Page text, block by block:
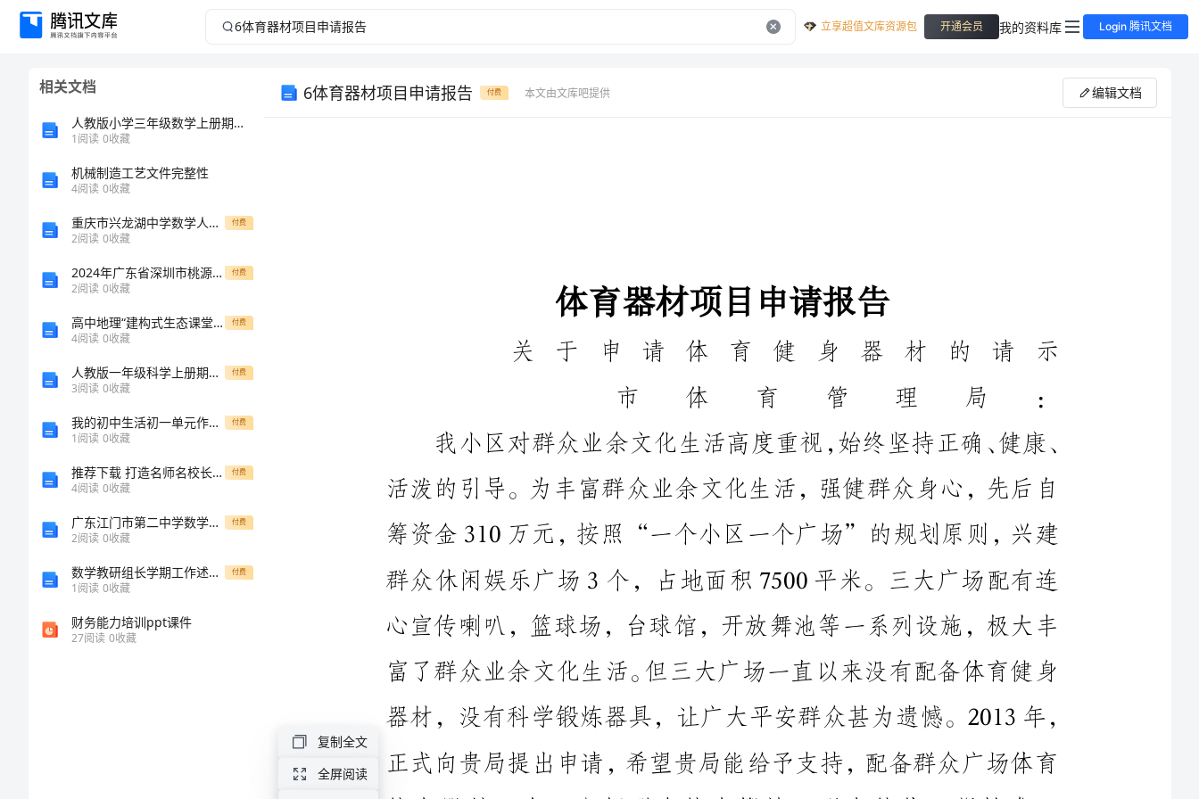
立享超值文库资源包 开通会员 我的资料库 Login 腾讯文档
相关文档
人教版小学三年级数学上册期末试卷附答案4
1阅读 0收藏
机械制造工艺文件完整性
4阅读 0收藏
重庆市兴龙湖中学数学人教版七年级下册不等式与不等式组同步测评B卷（详解版） 付费
2阅读 0收藏
2024年广东省深圳市桃源中学高二化学第一学期期末经典模拟试题含解析 付费
2阅读 0收藏
高中地理“建构式生态课堂”中教师行为研究的开题报告 付费
4阅读 0收藏
人教版一年级科学上册期末考试加答案 付费
3阅读 0收藏
我的初中生活初一单元作文多篇 付费
1阅读 0收藏
推荐下载 打造名师名校长名校的体会思考 付费
4阅读 0收藏
广东江门市第二中学数学七年级上册期中综合测评专题攻克试卷（附答案详解） 付费
2阅读 0收藏
数学教研组长学期工作述职报告 付费
1阅读 0收藏
财务能力培训ppt课件
27阅读 0收藏
6体育器材项目申请报告 付费 本文由文库吧提供 编辑文档
二〇一三年八月十日
市体育管理局：
我小区对群众业余文化生活高度重视，始终坚持正确、健康、
群众休闲娱乐广场3个，占地面积7500平米。三大广场配有连
心宣传喇叭，篮球场，台球馆，开放舞池等一系列设施，极大丰
富了群众业余文化生活。但三大广场一直以来没有配备体育健身
正式向贵局提出申请，希望贵局能给予支持，配备群众广场体育
健身器材3套，方便群众健身锻炼，强身健体。望批准。
特此
报告
复制全文
全屏阅读